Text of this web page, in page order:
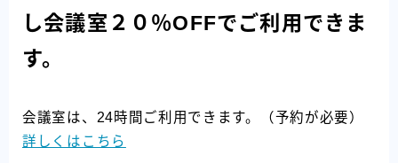
し会議室２０％OFFでご利用できま
す。
会議室は、24時間ご利用できます。（予約が必要）
詳しくはこちら